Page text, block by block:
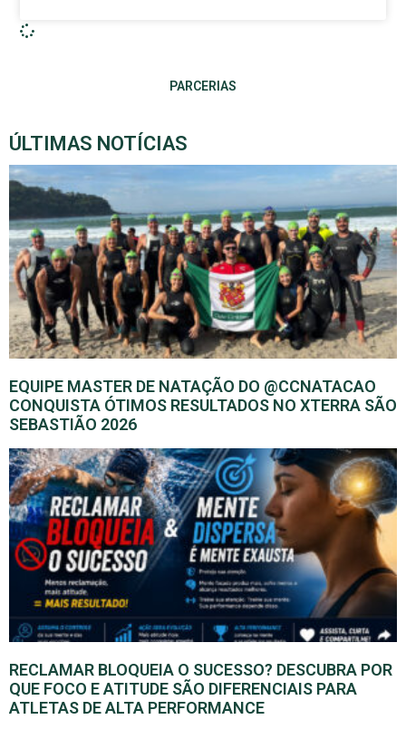
PARCERIAS
ÚLTIMAS NOTÍCIAS
EQUIPE MASTER DE NATAÇÃO DO @CCNATACAO
CONQUISTA ÓTIMOS RESULTADOS NO XTERRA SÃO
SEBASTIÃO 2026
RECLAMAR BLOQUEIA O SUCESSO? DESCUBRA POR
QUE FOCO E ATITUDE SÃO DIFERENCIAIS PARA
ATLETAS DE ALTA PERFORMANCE